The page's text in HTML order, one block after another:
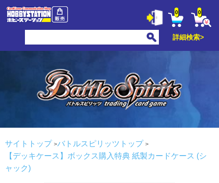
0 0
詳細検索>
サイトトップ
バトルスピリッツトップ
【デッキケース】ボックス購入特典 紙製カードケース (シ
ャック)